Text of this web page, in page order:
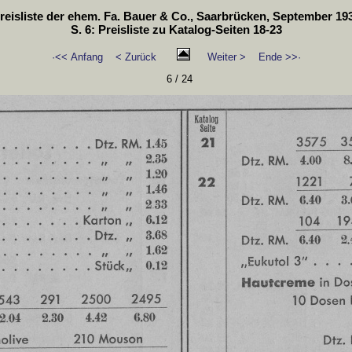
der ehem. Fa. Bauer & Co., Saarbrücken, September
S. 6: Preisliste zu Katalog-Seiten 18-23
·<< Anfang < Zurück Weiter >
Ende >>·
6 / 24